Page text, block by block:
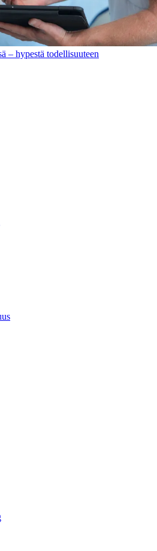
– hypestä todellisuuteen